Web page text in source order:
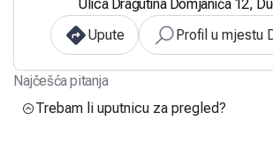
Ulica Dragutina Domjanića 12,
Upute
Profil u mjestu
Najčešća pitanja
Trebam li uputnicu za pregled?